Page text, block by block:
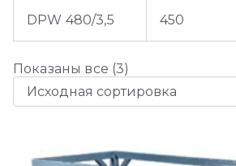
DPW 480/3,5 450
Показаны все (3)